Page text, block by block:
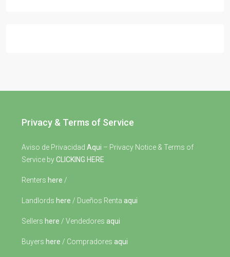
Privacy & Terms of Service
Aviso de Privacidad Aqui – Privacy Notice & Terms of
Service byCLICKING HERE
Renters here /
Landlords here / Dueños Renta aqui
Sellers here / Vendedores aqui
Buyers here / Compradores aqui